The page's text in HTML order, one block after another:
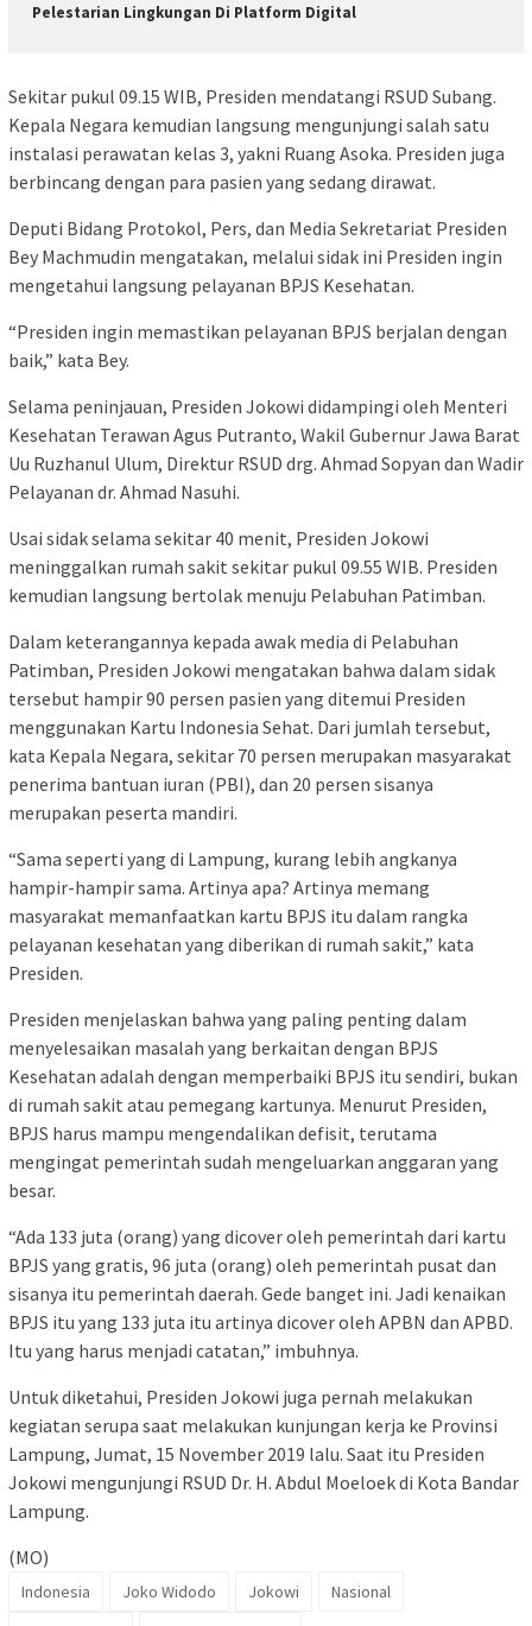
Pelestarian Lingkungan Di Platform Digital
Sekitar pukul 09.15 WIB, Presiden mendatangi RSUD Subang.
Kepala Negara kemudian langsung mengunjungi salah satu
instalasi perawatan kelas 3, yakni Ruang Asoka. Presiden juga
berbincang dengan para pasien yang sedang dirawat.
Deputi Bidang Protokol, Pers, dan Media Sekretariat Presiden
Bey Machmudin mengatakan, melalui sidak ini Presiden ingin
mengetahui langsung pelayanan BPJS Kesehatan.
“Presiden ingin memastikan pelayanan BPJS berjalan dengan
baik,” kata Bey.
Selama peninjauan, Presiden Jokowi didampingi oleh Menteri
Kesehatan Terawan Agus Putranto, Wakil Gubernur Jawa Barat
Uu Ruzhanul Ulum, Direktur RSUD drg. Ahmad Sopyan dan Wadir
Pelayanan dr. Ahmad Nasuhi.
Usai sidak selama sekitar 40 menit, Presiden Jokowi
meninggalkan rumah sakit sekitar pukul 09.55 WIB. Presiden
kemudian langsung bertolak menuju Pelabuhan Patimban.
Dalam keterangannya kepada awak media di Pelabuhan
Patimban, Presiden Jokowi mengatakan bahwa dalam sidak
tersebut hampir 90 persen pasien yang ditemui Presiden
menggunakan Kartu Indonesia Sehat. Dari jumlah tersebut,
kata Kepala Negara, sekitar 70 persen merupakan masyarakat
penerima bantuan iuran (PBI), dan 20 persen sisanya
merupakan peserta mandiri.
“Sama seperti yang di Lampung, kurang lebih angkanya
hampir-hampir sama. Artinya apa? Artinya memang
masyarakat memanfaatkan kartu BPJS itu dalam rangka
pelayanan kesehatan yang diberikan di rumah sakit,” kata
Presiden.
Presiden menjelaskan bahwa yang paling penting dalam
menyelesaikan masalah yang berkaitan dengan BPJS
Kesehatan adalah dengan memperbaiki BPJS itu sendiri, bukan
di rumah sakit atau pemegang kartunya. Menurut Presiden,
BPJS harus mampu mengendalikan defisit, terutama
mengingat pemerintah sudah mengeluarkan anggaran yang
besar.
“Ada 133 juta (orang) yang dicover oleh pemerintah dari kartu
BPJS yang gratis, 96 juta (orang) oleh pemerintah pusat dan
sisanya itu pemerintah daerah. Gede banget ini. Jadi kenaikan
BPJS itu yang 133 juta itu artinya dicover oleh APBN dan APBD.
Itu yang harus menjadi catatan,” imbuhnya.
Untuk diketahui, Presiden Jokowi juga pernah melakukan
kegiatan serupa saat melakukan kunjungan kerja ke Provinsi
Lampung, Jumat, 15 November 2019 lalu. Saat itu Presiden
Jokowi mengunjungi RSUD Dr. H. Abdul Moeloek di Kota Bandar
Lampung.
(MO)
Indonesia Joko Widodo Jokowi
Nasional